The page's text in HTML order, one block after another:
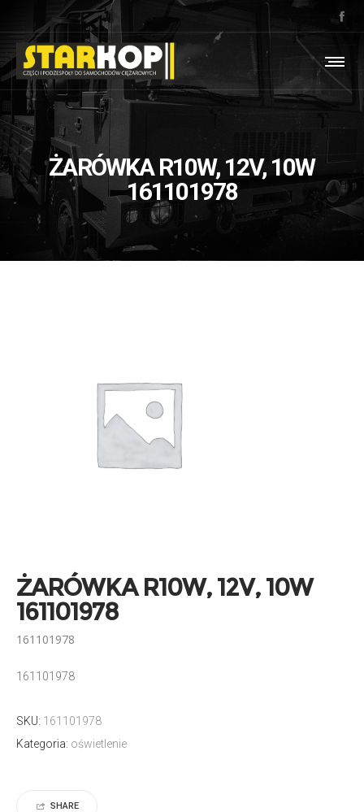
ŻARÓWKA R10W, 12V, 10W
161101978
ŻARÓWKA R10W, 12V, 10W
161101978
161101978
161101978
SKU: 161101978
Kategoria: oświetlenie
SHARE